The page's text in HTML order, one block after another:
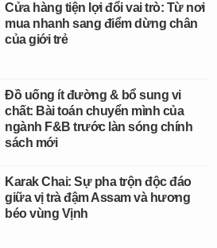
Cửa hàng tiện lợi đổi vai trò: Từ nơi
mua nhanh sang điểm dừng chân
của giới trẻ
Đồ uống ít đường & bổ sung vi
chất: Bài toán chuyển mình của
ngành F&B trước làn sóng chính
sách mới
Karak Chai: Sự pha trộn độc đáo
giữa vị trà đậm Assam và hương
béo vùng Vịnh